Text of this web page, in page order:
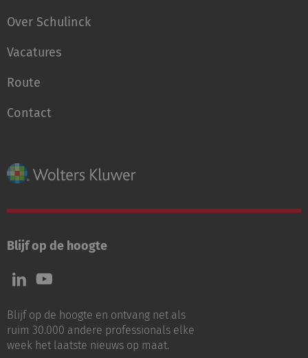
Over Schulinck
Vacatures
Route
Contact
Blijf op de hoogte
Volg
ons
LinkedIn
Volg
ons
Youtube
Blijf op de hoogte en ontvang net als
ruim 30.000 andere professionals elke
week het laatste nieuws op maat.